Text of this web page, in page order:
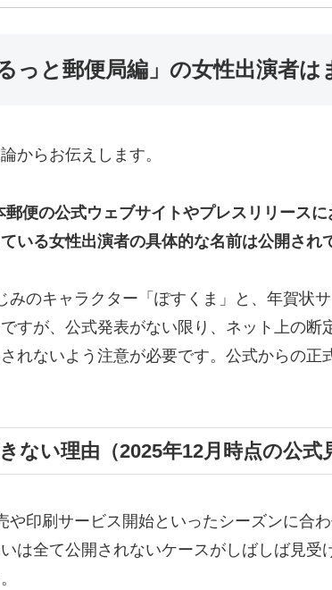
っと郵便局編」の女性出演者は
からお伝えします。
郵便の公式ウェブサイトやプレスリリース
いる女性出演者の具体的な名前は公開され
みのキャラクター「ぽすくま」と、年賀状
すが、公式発表がない限り、ネット上の断
れないよう注意が必要です。公式からの正
ない理由（2025年12月時点の公式
や印刷サービス開始といったシーズンに合
は全て公開されないケースがしばしば見受